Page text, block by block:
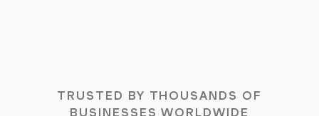
TRUSTED BY THOUSANDS OF
BUSINESSES WORLDWIDE